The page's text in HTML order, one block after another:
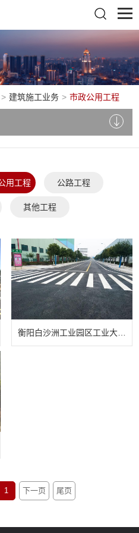
> 建筑施工业务 > 市政公用工程
用工程 公路工程
其他工程
衡阳白沙洲工业园区工业大道等 10 条道路提质改造
1 下一页 尾页